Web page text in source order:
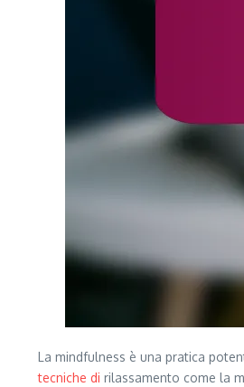
La mindfulness è una pratica
tecniche di rilassamento come la